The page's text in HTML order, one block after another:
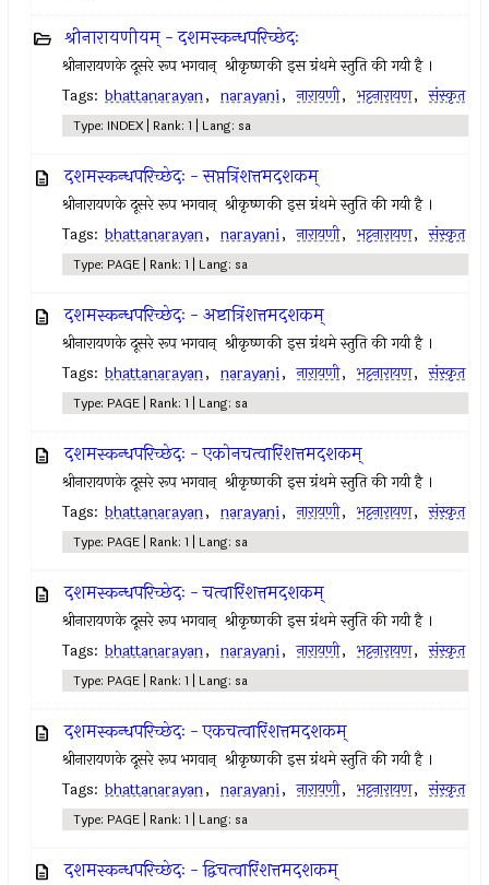
श्रीनारायणीयम् - दशमस्कन्धपरिच्छेदः
श्रीनारायणके दूसरे रूप भगवान् ‍ श्रीकृष्णकी इस ग्रंथमे स्तुति की गयी है ।
Tags: bhattanarayan, narayani, नारायणी, भट्टनारायण, संस्कृत
Type: INDEX | Rank: 1 | Lang: sa
दशमस्कन्धपरिच्छेदः - सप्तत्रिंशत्तमदशकम्
श्रीनारायणके दूसरे रूप भगवान् ‍ श्रीकृष्णकी इस ग्रंथमे स्तुति की गयी है ।
Tags: bhattanarayan, narayani, नारायणी, भट्टनारायण, संस्कृत
Type: PAGE | Rank: 1 | Lang: sa
दशमस्कन्धपरिच्छेदः - अष्टात्रिंशत्तमदशकम्
श्रीनारायणके दूसरे रूप भगवान् ‍ श्रीकृष्णकी इस ग्रंथमे स्तुति की गयी है ।
Tags: bhattanarayan, narayani, नारायणी, भट्टनारायण, संस्कृत
Type: PAGE | Rank: 1 | Lang: sa
दशमस्कन्धपरिच्छेदः - एकोनचत्वारिंशत्तमदशकम्
श्रीनारायणके दूसरे रूप भगवान् ‍ श्रीकृष्णकी इस ग्रंथमे स्तुति की गयी है ।
Tags: bhattanarayan, narayani, नारायणी, भट्टनारायण, संस्कृत
Type: PAGE | Rank: 1 | Lang: sa
दशमस्कन्धपरिच्छेदः - चत्वारिंशत्तमदशकम्
श्रीनारायणके दूसरे रूप भगवान् ‍ श्रीकृष्णकी इस ग्रंथमे स्तुति की गयी है ।
Tags: bhattanarayan, narayani, नारायणी, भट्टनारायण, संस्कृत
Type: PAGE | Rank: 1 | Lang: sa
दशमस्कन्धपरिच्छेदः - एकचत्वारिंशत्तमदशकम्
श्रीनारायणके दूसरे रूप भगवान् ‍ श्रीकृष्णकी इस ग्रंथमे स्तुति की गयी है ।
Tags: bhattanarayan, narayani, नारायणी, भट्टनारायण, संस्कृत
Type: PAGE | Rank: 1 | Lang: sa
दशमस्कन्धपरिच्छेदः - द्विचत्वारिंशत्तमदशकम्